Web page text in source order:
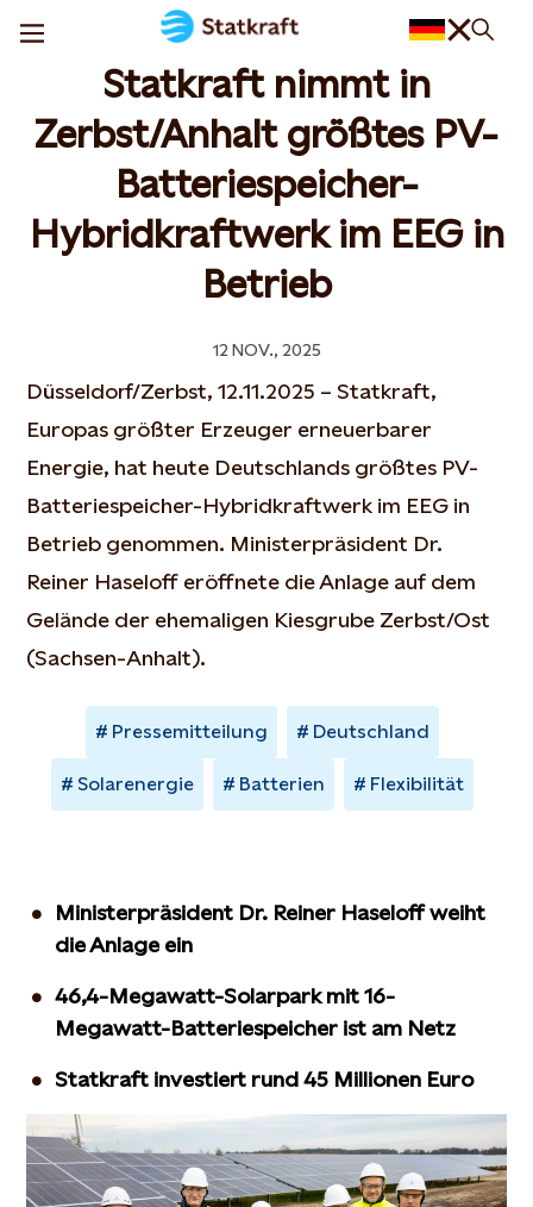
Statkraft nimmt in
Zerbst/Anhalt größtes PV-
Batteriespeicher-
Hybridkraftwerk im EEG in
Betrieb
12 NOV., 2025
Düsseldorf/Zerbst, 12.11.2025 – Statkraft,
Europas größter Erzeuger erneuerbarer
Energie, hat heute Deutschlands größtes PV-
Batteriespeicher-Hybridkraftwerk im EEG in
Betrieb genommen. Ministerpräsident Dr.
Reiner Haseloff eröffnete die Anlage auf dem
Gelände der ehemaligen Kiesgrube Zerbst/Ost
(Sachsen-Anhalt).
Pressemitteilung Deutschland
Solarenergie Batterien Flexibilität
Ministerpräsident Dr. Reiner Haseloff weiht
die Anlage ein
46,4-Megawatt-Solarpark mit 16-
Megawatt-Batteriespeicher ist am Netz
Statkraft investiert rund 45 Millionen Euro